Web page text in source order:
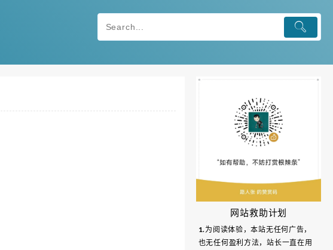
网站救助计划
1.为阅读体验，本站无任何广告，
也无任何盈利方法，站长一直在用